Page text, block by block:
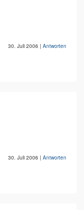
30. Juli 2006 | Antworten
30. Juli 2006 | Antworten